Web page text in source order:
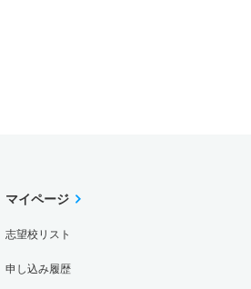
マイページ
志望校リスト
申し込み履歴